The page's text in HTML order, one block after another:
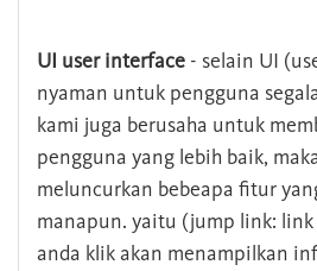
UI user interface - selain UI
nyaman untuk pengguna
kami juga berusaha untuk
pengguna yang lebih baik,
meluncurkan bebeapa fitur
manapun. yaitu (jump link:
anda klik akan menampilkan